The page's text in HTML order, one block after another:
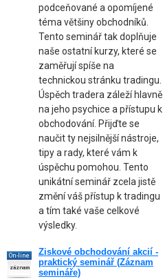
podceňované a opomíjené
téma většiny obchodníků.
Tento seminář tak doplňuje
naše ostatní kurzy, které se
zaměřují spíše na
technickou stránku tradingu.
Úspěch tradera záleží hlavně
na jeho psychice a přístupu k
obchodování. Přijďte se
naučit ty nejsilnější nástroje,
tipy a rady, které vám k
úspěchu pomohou. Tento
unikátní seminář zcela jistě
změní váš přístup k tradingu
a tím také vaše celkové
výsledky.
On-line
záznam
Ziskové obchodování akcií -
praktický seminář (Záznam
semináře)